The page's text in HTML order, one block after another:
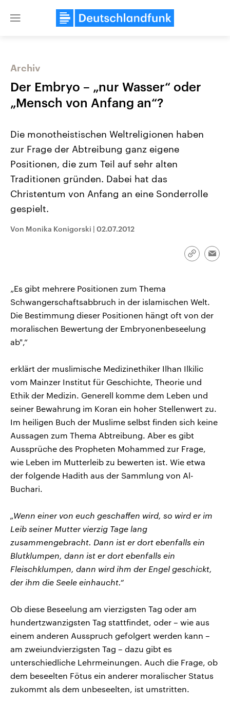
Close
Landtagswahl Sachsen-Anhalt
Alle Informationen
Sachsen-Anhalt wählt am 6.
September 2026 einen neuen
Bundesland von einer Koalition aus
USA
Hintergründe
Audio-Archiv
Archiv
Der Embryo – „nur Wasser“ oder
„Mensch von Anfang an“?
Die monotheistischen Weltreligionen haben
zur Frage der Abtreibung ganz eigene
Positionen, die zum Teil auf sehr alten
Traditionen gründen. Dabei hat das
Christentum von Anfang an eine Sonderrolle
gespielt.
Von Monika Konigorski | 02.07.2012
Link
„Es gibt mehrere Positionen zum Thema
Schwangerschaftsabbruch in der islamischen Welt.
Die Bestimmung dieser Positionen hängt oft von der
moralischen Bewertung der Embryonenbeseelung
ab",“
erklärt der muslimische Medizinethiker Ilhan Ilkilic
vom Mainzer Institut für Geschichte, Theorie und
Ethik der Medizin. Generell komme dem Leben und
seiner Bewahrung im Koran ein hoher Stellenwert zu.
Im heiligen Buch der Muslime selbst finden sich keine
Aussagen zum Thema Abtreibung. Aber es gibt
Aussprüche des Propheten Mohammed zur Frage,
wie Leben im Mutterleib zu bewerten ist. Wie etwa
der folgende Hadith aus der Sammlung von Al-
Buchari.
„Wenn einer von euch geschaffen wird, so wird er im
Leib seiner Mutter vierzig Tage lang
zusammengebracht. Dann ist er dort ebenfalls ein
Blutklumpen, dann ist er dort ebenfalls ein
Fleischklumpen, dann wird ihm der Engel geschickt,
der ihm die Seele einhaucht.“
Ob diese Beseelung am vierzigsten Tag oder am
hundertzwanzigsten Tag stattfindet, oder – wie aus
einem anderen Ausspruch gefolgert werden kann –
am zweiundvierzigsten Tag – dazu gibt es
unterschiedliche Lehrmeinungen. Auch die Frage, ob
dem beseelten Fötus ein anderer moralischer Status
zukommt als dem unbeseelten, ist umstritten.